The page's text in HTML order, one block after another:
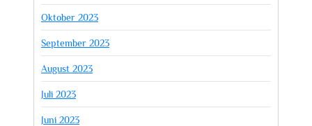
Oktober 2023
September 2023
August 2023
Juli 2023
Juni 2023